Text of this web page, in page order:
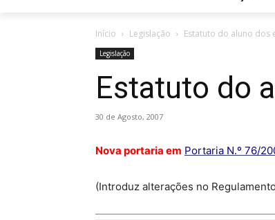
M
E
Início Legislação Estatuto do aluno dos
Legislação
Estatuto do
30 de Agosto, 2007
Nova portaria em Portaria N.º 76/
(Introduz alterações no